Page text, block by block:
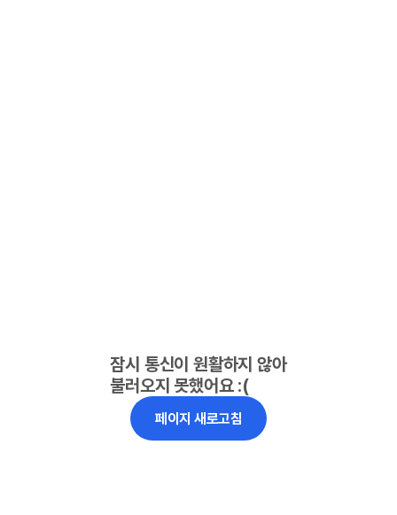
잠시 통신이 원활하지 않아
불러오지 못했어요 :(
페이지 새로고침